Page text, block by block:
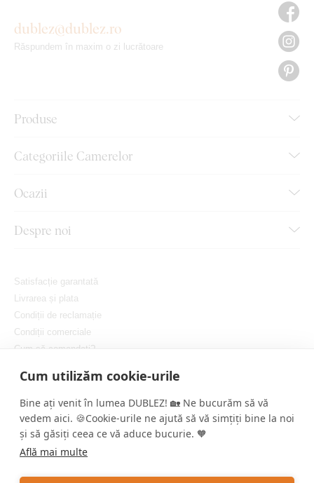
Cum utilizăm cookie-urile
Bine ați venit în lumea DUBLEZ! 🏡 Ne bucurăm să vă
vedem aici. 🍪Cookie-urile ne ajută să vă simțiți bine la noi
și să găsiți ceea ce vă aduce bucurie. 🧡
Află mai multe
Produse
Categoriile Camerelor
Ocazii
Despre noi
dublez@dublez.ro
Răspundem în maxim o zi lucrătoare
Satisfacție garantată
Livrarea și plata
Condiții de reclamație
Condiții comerciale
Cum să comandați?
Setați cookie-urile
Copyright © DUBLEZ 2026 | Toate drepturile rezervate